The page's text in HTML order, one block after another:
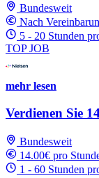
Bundesweit
Nach
5 - 20 Stunden
TOP JOB
mehr lesen
Verdienen Sie
Bundesweit
14.00€ pro
1 - 60 Stunden